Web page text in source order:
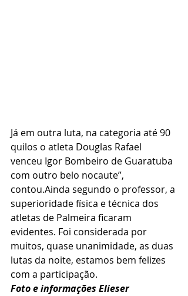
Já em outra luta, na categoria até 90
quilos o atleta Douglas Rafael
venceu Igor Bombeiro de Guaratuba
com outro belo nocaute”,
contou.Ainda segundo o professor, a
superioridade física e técnica dos
atletas de Palmeira ficaram
evidentes. Foi considerada por
muitos, quase unanimidade, as duas
lutas da noite, estamos bem felizes
com a participação.
Foto e informações Elieser